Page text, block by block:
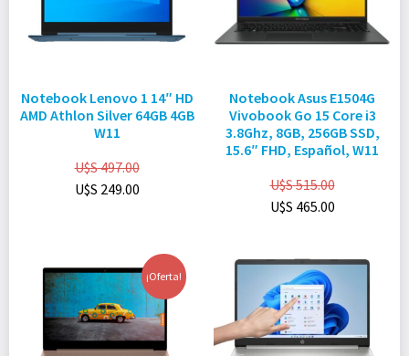
Notebook Lenovo 1 14″ HD
AMD Athlon Silver 64GB 4GB
W11
U$S497.00
U$S 249.00
Notebook Asus E1504G
Vivobook Go 15 Core i3
3.8Ghz, 8GB, 256GB SSD,
15.6″ FHD, Español, W11
U$S515.00
U$S 465.00
¡Oferta!